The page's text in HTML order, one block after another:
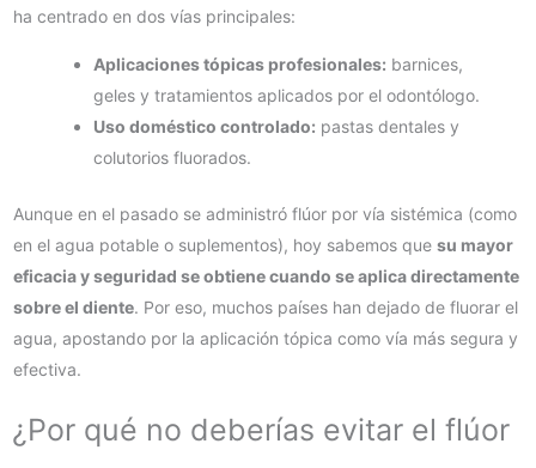
ha centrado en dos vías principales:
Aplicaciones tópicas profesionales: barnices,
geles y tratamientos aplicados por el odontólogo.
Uso doméstico controlado: pastas dentales y
colutorios fluorados.
Aunque en el pasado se administró flúor por vía sistémica (como
en el agua potable o suplementos), hoy sabemos que su mayor
eficacia y seguridad se obtiene cuando se aplica directamente
sobre el diente. Por eso, muchos países han dejado de fluorar el
agua, apostando por la aplicación tópica como vía más segura y
efectiva.
¿Por qué no deberías evitar el flúor